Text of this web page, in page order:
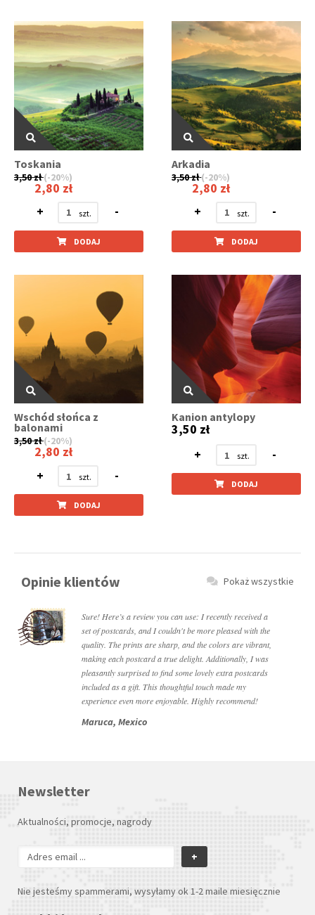
Toskania
3,50 zł (-20%)
2,80 zł
+
-
DODAJ
Arkadia
3,50 zł(-20%)
2,80 zł
+
-
DODAJ
Wschód słońca z
balonami
3,50 zł (-20%)
2,80 zł
+
-
DODAJ
Kanion antylopy
3,50 zł
+
-
DODAJ
Opinie klientów Pokaż wszystkie
Sure! Here’s a review you can use: I recently received a
set of postcards, and I couldn't be more pleased with the
quality. The prints are sharp, and the colors are vibrant,
making each postcard a true delight. Additionally, I was
pleasantly surprised to find some lovely extra postcards
included as a gift. This thoughtful touch made my
experience even more enjoyable. Highly recommend!
Maruca, Mexico
Newsletter
Aktualności, promocje, nagrody
+
Nie jesteśmy spammerami, wysyłamy ok 1-2 maile miesięcznie